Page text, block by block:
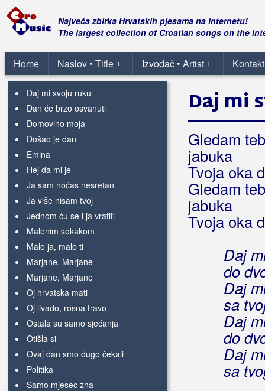
Najveća zbirka Hrvatskih pjesama na internetu!
The largest collection of Croatian songs on the
Home +
Naslov • Title +
Izvođač • Artist
Ženska Klapa Luka
Žeteoci
Žeđa, Mišo
Bilogorac
Daj mi svoju ruku
Dan će brzo osvanuti
Domovino moja
Došao je dan
Emina
Hej da mi je
Ja sam noćas nesretan
Ja više nisam tvoj
Jednom ću se i ja vratiti
Malenim sokakom
Malo ja, malo ti
Marjane, Marjane
Marjane, Marjane
Oj hrvatska mati
Oj livado, rosna travo
Ostala su samo sjećanja
Otišla si
Ovaj dan smo dugo čekali
Politika
Samo mjesec zna
Daj mi
Gledam
jabuka
Tvoja oka
Gledam
jabuka
Tvoja oka
Daj
do
Daj
sa
Daj
do
Daj
sa